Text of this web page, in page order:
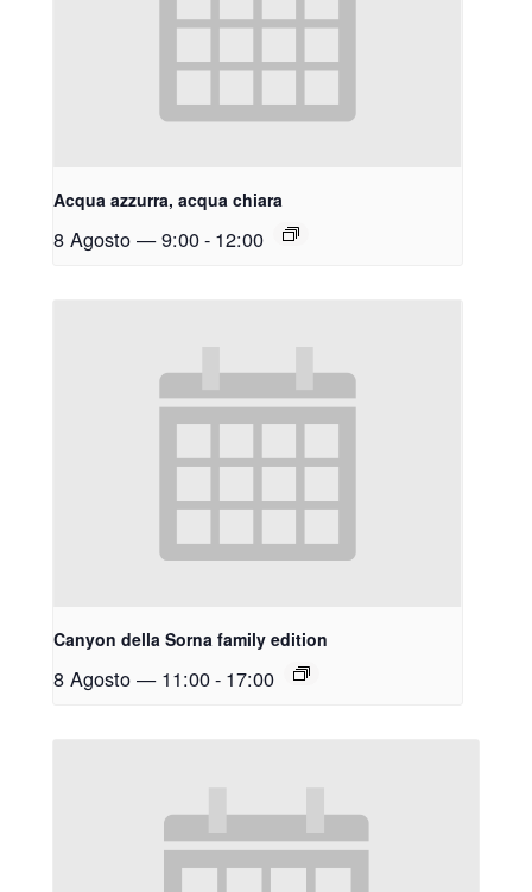
Acqua azzurra, acqua chiara
8 Agosto — 9:00- 12:00
Canyon della Sorna family edition
8 Agosto — 11:00- 17:00